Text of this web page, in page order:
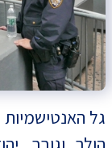
גל